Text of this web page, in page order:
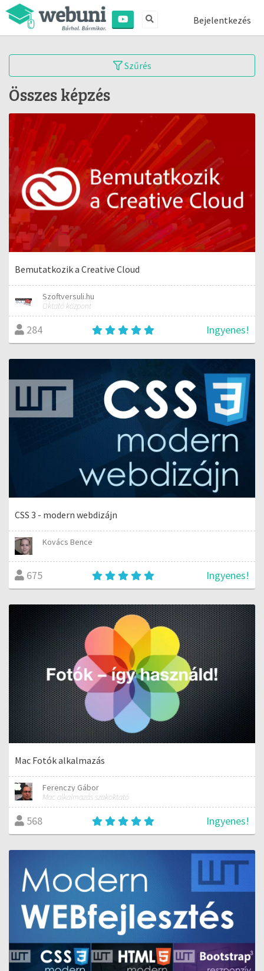
Bejelentkezés
Szűrés
Összes képzés
Bemutatkozik a Creative Cloud
Szoftversuli.hu
Oktató központ
284 Ingyenes!
CSS 3 - modern webdizájn
Kovács Bence
675 Ingyenes!
Mac Fotók alkalmazás
Ferenczy Gábor
Mac alkalmazás szakoktató
568 Ingyenes!